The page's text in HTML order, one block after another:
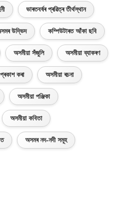
ভাৰতবৰ্ষৰ প্ৰৱিত্ৰ তীৰ্থস্থান
উদ্ভিদ কম্পিউটাৰত আঁকা ছবি
অসমীয়া সঁজুলি অসমীয়া ব্যাকৰণ
কৰা অসমীয়া ৰচনা
অসমীয়া পঞ্জিকা
অসমীয়া কবিতা
অসমৰ নদ-নদী সমূহ